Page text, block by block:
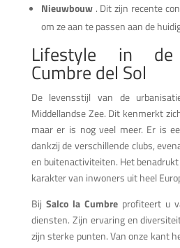
Nieuwbouw. Dit zijn recente
om ze aan te passen aan de
Lifestyle in de
Cumbre del Sol
De levensstijl van de
Middellandse Zee. Dit kenmerkt
maar er is nog veel meer. Er is
dankzij de verschillende clubs,
en buitenactiviteiten. Het
karakter van inwoners uit heel
Bij Salco la Cumbreprofiteert u
diensten. Zijn ervaring en
zijn sterke punten. Van onze kant